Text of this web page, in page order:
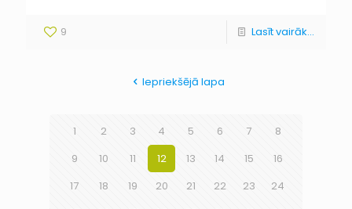
9 Lasīt vairāk...
Iepriekšējā lapa
1 2 3 4 5 6 7
8
9
10 11 12 13 14 15
16
17
18 19 20 21 22 23
24